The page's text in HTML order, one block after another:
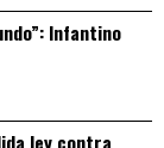
Infantino
ley contra